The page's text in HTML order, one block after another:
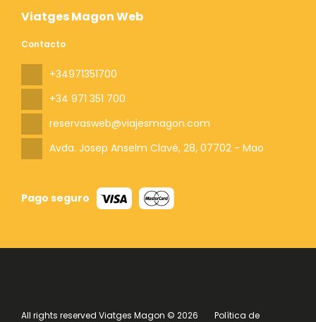
Viatges Magon Web
Contacto
+34971351700
+34 971 351 700
reservasweb@viajesmagon.com
Avda. Josep Anselm Clavé, 28, 07702 - Mao
Pago seguro
All rights reserved Viatges Magon © 2026
Política de